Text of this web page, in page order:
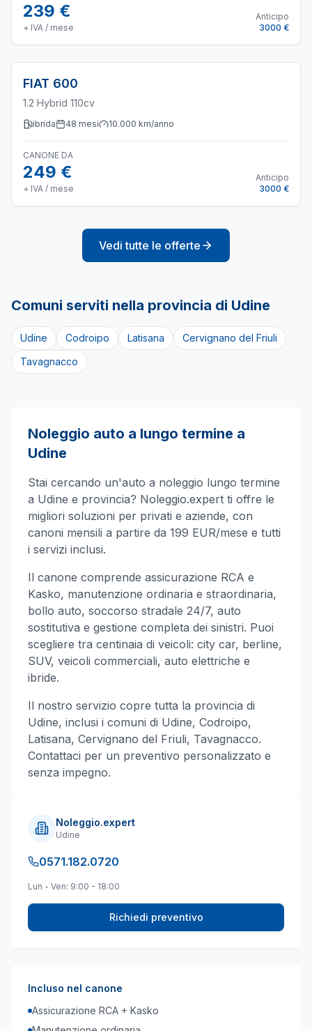
239 €
+ IVA / mese
Anticipo
3000 €
FIAT 600
1.2 Hybrid 110cv
ibrida 48 mesi 10.000 km/anno
CANONE DA
249 €
+ IVA / mese
Anticipo
3000 €
Vedi tutte le offerte
Comuni serviti nella provincia di Udine
Udine Codroipo Latisana
Cervignano del Friuli
Tavagnacco
Noleggio auto a lungo termine a
Udine
Stai cercando un'auto a noleggio lungo termine
a Udine e provincia? Noleggio.expert ti offre le
migliori soluzioni per privati e aziende, con
canoni mensili a partire da 199 EUR/mese e tutti
i servizi inclusi.
Il canone comprende assicurazione RCA e
Kasko, manutenzione ordinaria e straordinaria,
bollo auto, soccorso stradale 24/7, auto
sostitutiva e gestione completa dei sinistri. Puoi
scegliere tra centinaia di veicoli: city car, berline,
SUV, veicoli commerciali, auto elettriche e
ibride.
Il nostro servizio copre tutta la provincia di
Udine, inclusi i comuni di Udine, Codroipo,
Latisana, Cervignano del Friuli, Tavagnacco.
Contattaci per un preventivo personalizzato e
senza impegno.
Noleggio.expert
Udine
0571.182.0720
Lun - Ven: 9:00 - 18:00
Richiedi preventivo
Incluso nel canone
Assicurazione RCA + Kasko